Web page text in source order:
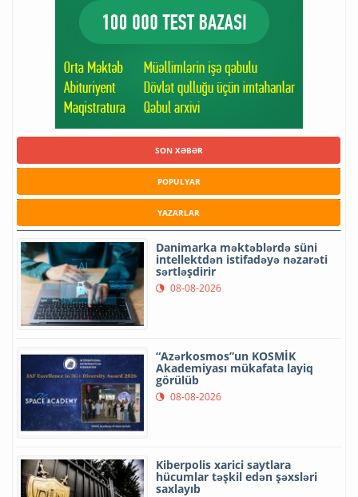
SON XƏBƏR
POPULYAR
YAZARLAR
Danimarka məktəblərdə süni
intellektdən istifadəyə nəzarəti
sərtləşdirir
08-08-2026
“Azərkosmos”un KOSMİK
Akademiyası mükafata layiq
görülüb
08-08-2026
Kiberpolis xarici saytlara
hücumlar təşkil edən şəxsləri
saxlayıb